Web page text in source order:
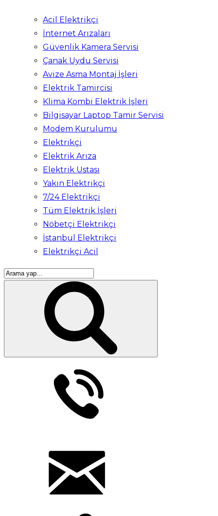
Acil Elektrikçi
İnternet Arızaları
Güvenlik Kamera Servisi
Çanak Uydu Servisi
Avize Asma Montaj İşleri
Elektrik Tamircisi
Klima Kombi Elektrik İşleri
Bilgisayar Laptop Tamir Servisi
Modem Kurulumu
Elektrikçi
Elektrik Arıza
Elektrik Ustası
Yakın Elektrikçi
7/24 Elektrikçi
Tüm Elektrik İşleri
Nöbetçi Elektrikçi
İstanbul Elektrikçi
Elektrikçi Acil